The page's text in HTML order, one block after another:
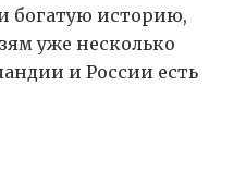
богатую историю,
уже несколько
и России есть